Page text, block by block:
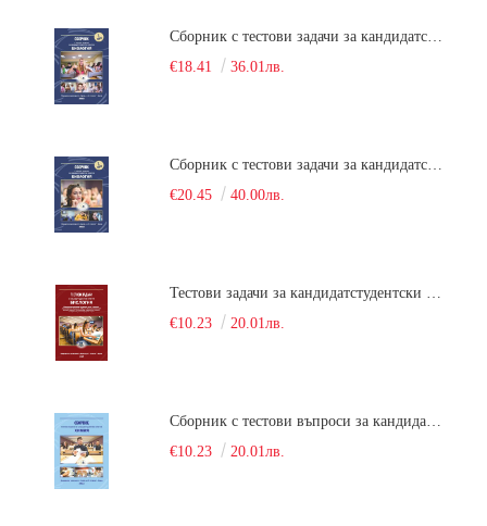
€18.41
36.01лв.
€20.45
40.00лв.
€10.23
20.01лв.
€10.23
20.01лв.